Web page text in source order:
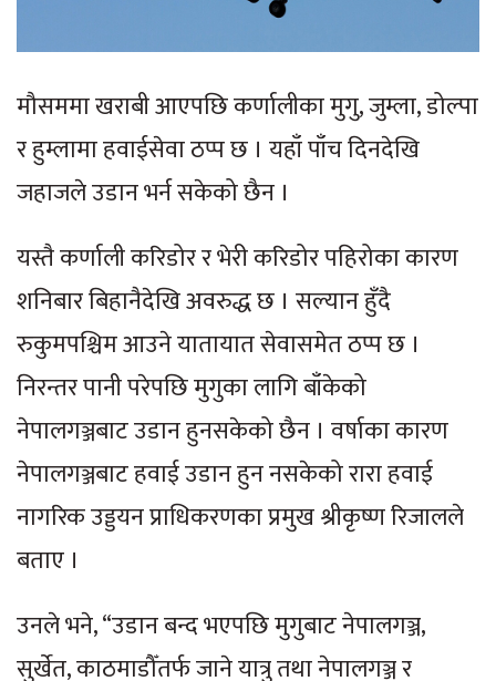
मौसममा खराबी आएपछि कर्णालीका मुगु, जुम्ला, डोल्पा
र हुम्लामा हवाईसेवा ठप्प छ । यहाँ पाँच दिनदेखि
जहाजले उडान भर्न सकेको छैन ।
यस्तै कर्णाली करिडोर र भेरी करिडोर पहिरोका कारण
शनिबार बिहानैदेखि अवरुद्ध छ । सल्यान हुँदै
रुकुमपश्चिम आउने यातायात सेवासमेत ठप्प छ ।
निरन्तर पानी परेपछि मुगुका लागि बाँकेको
नेपालगञ्जबाट उडान हुनसकेको छैन । वर्षाका कारण
नेपालगञ्जबाट हवाई उडान हुन नसकेको रारा हवाई
नागरिक उड्डयन प्राधिकरणका प्रमुख श्रीकृष्ण रिजालले
बताए ।
उनले भने, “उडान बन्द भएपछि मुगुबाट नेपालगञ्ज,
सुर्खेत, काठमाडौँतर्फ जाने यात्रु तथा नेपालगञ्ज र